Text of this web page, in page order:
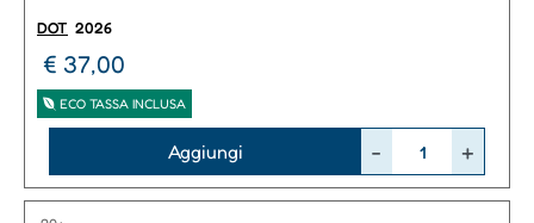
DOT 2026
€ 37,00
ECO TASSA INCLUSA
Aggiungi